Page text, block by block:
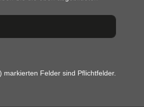
markierten Felder sind Pflichtfelder.